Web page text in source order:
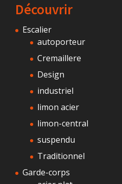
Découvrir
Escalier
autoporteur
Cremaillere
Design
industriel
limon acier
limon-central
suspendu
Traditionnel
Garde-corps